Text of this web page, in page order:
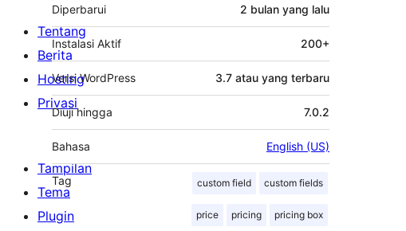
Diperbarui 2 bulan yang lalu
Instalasi Aktif 200+
Versi WordPress 3.7 atau yang terbaru
Diuji hingga 7.0.2
Bahasa English (US)
Tag custom field custom fields
price pricing pricing box
Tentang
Berita
Hosting
Privasi
Tampilan
Tema
Plugin